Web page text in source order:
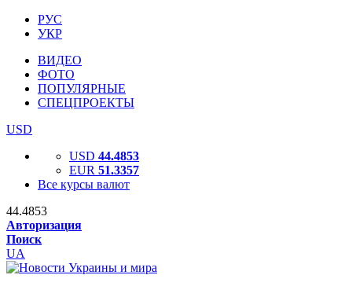
РУС
УКР
ВИДЕО
ФОТО
ПОПУЛЯРНЫЕ
СПЕЦПРОЕКТЫ
USD
USD 44.4853
EUR 51.3357
Все курсы валют
44.4853
Авторизация
Поиск
UA